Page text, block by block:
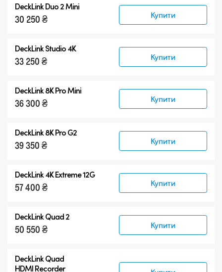
DeckLink Duo 2 Mini
30 250 ₴ Купити
DeckLink Studio 4K
33 250 ₴ Купити
DeckLink 8K Pro Mini
36 300 ₴ Купити
DeckLink 8K Pro G2
39 350 ₴ Купити
DeckLink 4K Extreme 12G
57 400 ₴ Купити
DeckLink Quad 2
50 550 ₴ Купити
DeckLink Quad
HDMI Recorder